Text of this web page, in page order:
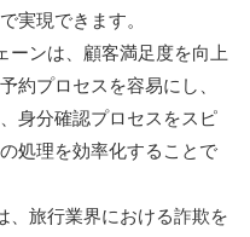
実現できます。
ーンは、顧客満足度を向上
約プロセスを容易にし、
身分確認プロセスをスピ
処理を効率化することで
、旅行業界における詐欺を